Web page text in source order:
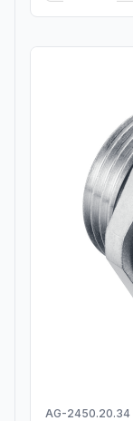
AG-2450.20.34